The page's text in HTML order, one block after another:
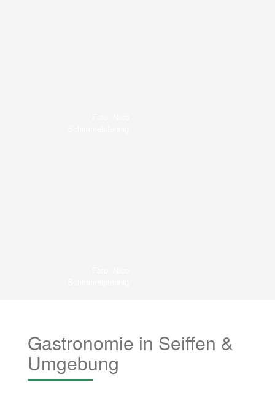
Gastronomie in Seiffen &
Umgebung